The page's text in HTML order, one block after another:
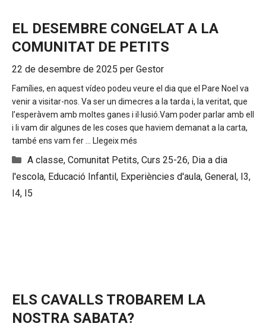
EL DESEMBRE CONGELAT A LA
COMUNITAT DE PETITS
22 de desembre de 2025 per Gestor
Famílies, en aquest vídeo podeu veure el dia que el Pare Noel va
venir a visitar-nos. Va ser un dimecres a la tarda i, la veritat, que
l’esperàvem amb moltes ganes i il·lusió.Vam poder parlar amb ell
i li vam dir algunes de les coses que haviem demanat a la carta,
també ens vam fer …
Llegeix més
Categories
A classe, Comunitat Petits, Curs 25-26, Dia a dia
l'escola, Educació Infantil, Experiències d'aula, General, I3,
I4, I5
ELS CAVALLS TROBAREM LA
NOSTRA SABATA?